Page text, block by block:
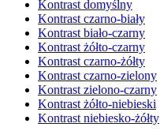
Kontrast domyślny
Kontrast czarno-biały
Kontrast biało-czarny
Kontrast żółto-czarny
Kontrast czarno-żółty
Kontrast czarno-zielony
Kontrast zielono-czarny
Kontrast żółto-niebieski
Kontrast niebiesko-żółty